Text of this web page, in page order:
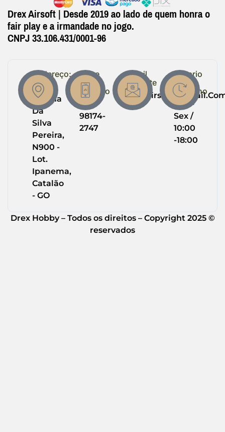
Drex Airsoft | Desde 2019 ao lado de quem honra o
fair play e a irmandade no jogo.
CNPJ 33.106.431/0001-96
Endereço:
R.
Helena
Da
Silva
Pereira,
N900 -
Lot.
Ipanema,
Catalão
- GO
Entre
em
Contato
(64)
98174-
2747
Email
Suporte
Horario
de
Trabalho
Seg -
Sex /
10:00
-18:00
Drex Hobby – Todos os direitos – Copyright 2025 ©
reservados